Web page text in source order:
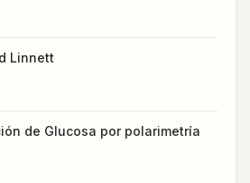
Linnett
de Glucosa por polarimetría